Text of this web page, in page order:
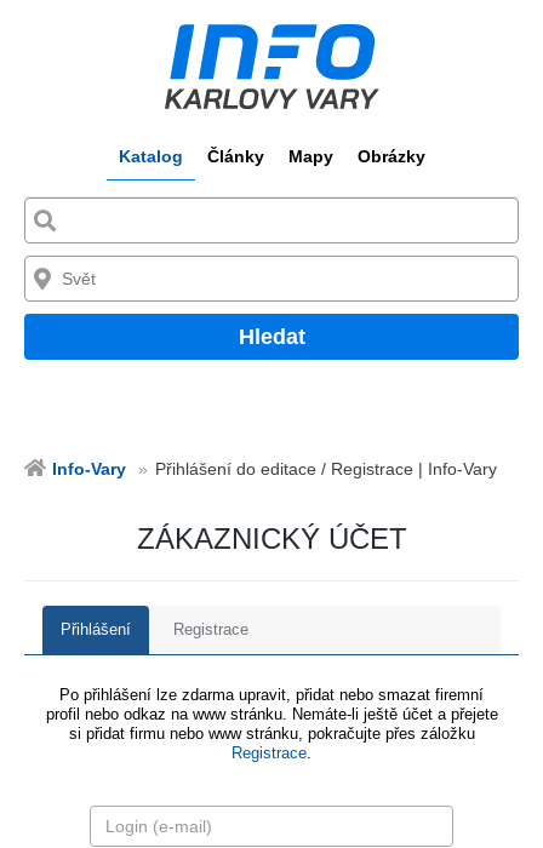
Katalog Články Mapy Obrázky
Hledat
Info-Vary Přihlášení do editace / Registrace | Info-Vary
ZÁKAZNICKÝ ÚČET
Přihlášení Registrace
Po přihlášení lze zdarma upravit, přidat nebo smazat firemní
profil nebo odkaz na www stránku. Nemáte-li ještě účet a přejete
si přidat firmu nebo www stránku, pokračujte přes záložku
Registrace.